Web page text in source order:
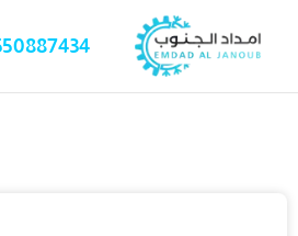
المحتوى